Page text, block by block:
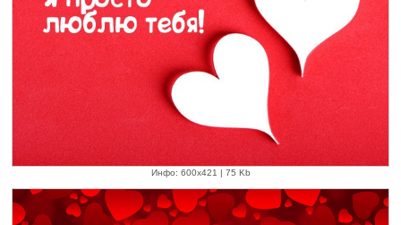
Инфо: 600х421 | 75 Kb